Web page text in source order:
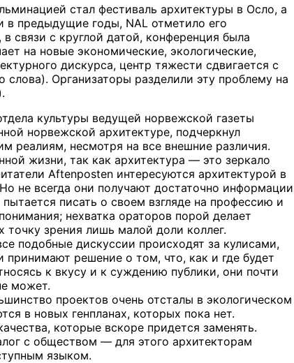
стал фестиваль архитектуры в Осло, а
предыдущие годы, NAL отметило его
связи с круглой датой, конференция была
на новые экономические, экологические,
дискурса, центр тяжести сдвигается с
Организаторы разделили эту проблему на
культуры ведущей норвежской газеты
норвежской архитектуре, подчеркнул
реалиям, несмотря на все внешние различия.
жизни, так как архитектура — это зеркало
Aftenposten интересуются архитектурой в
не всегда они получают достаточно информации
писать о своем взгляде на профессию и
нехватка ораторов порой делает
зрения лишь малой доли коллег.
подобные дискуссии происходят за кулисами,
решение о том, что, как и где будет
к вкусу и к суждению публики, они почти
может.
проектов очень отсталы в экологическом
в новых генпланах, которых пока нет.
которые вскоре придется заменять.
с обществом — для этого архитекторам
языком.